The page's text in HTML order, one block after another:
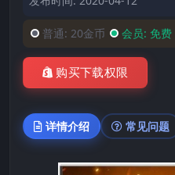
普通: 20金币 会员: 免费
购买下载权限
详情介绍 常见问题